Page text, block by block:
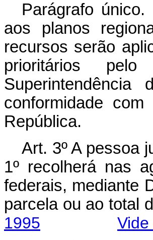
Parágrafo
aos planos
recursos serão
prioritários
Superintendência
conformidade
República.
Art. 3º A pessoa
1º recolherá nas
federais, mediante
parcela ou ao
1995